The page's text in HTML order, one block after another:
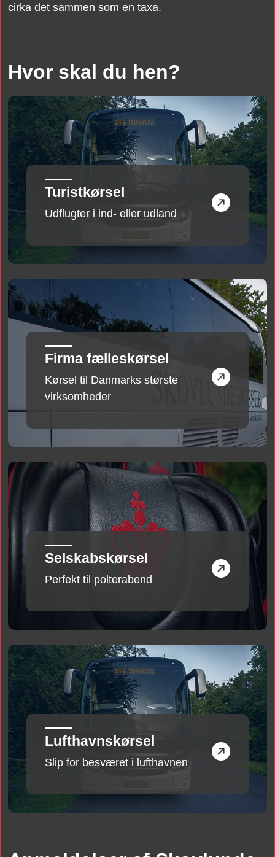
cirka det sammen som en taxa.
Hvor skal du hen?
Turistkørsel
Udflugter i ind- eller udland
Firma fælleskørsel
Kørsel til Danmarks største
virksomheder
Selskabskørsel
Perfekt til polterabend
Lufthavnskørsel
Slip for besværet i lufthavnen